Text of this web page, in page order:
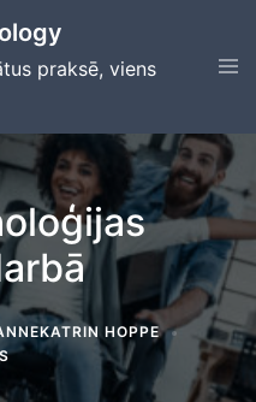
praksē, viens
HOPPE